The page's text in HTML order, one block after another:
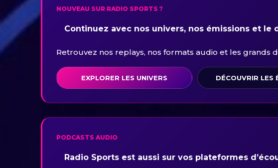
NOUVEAU SUR RADIO SPORTS ?
Continuez avec nos univers, nos émissions et le
Retrouvez nos replays, nos formats audio et les grands
EXPLORER LES UNIVERS DÉCOUVRIR LES
PODCASTS AUDIO
Radio Sports est aussi sur vos plateformes